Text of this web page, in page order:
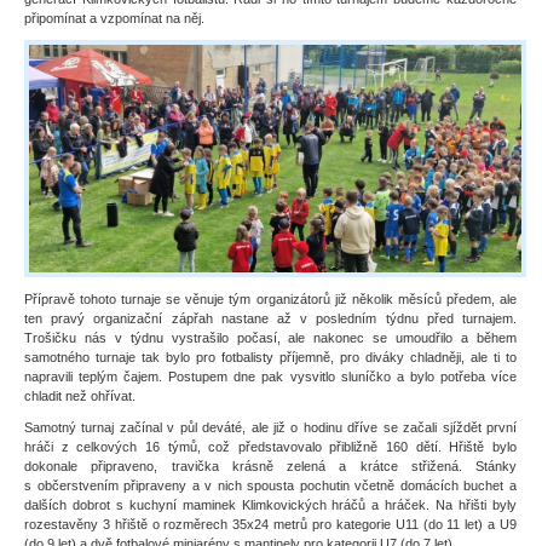
připomínat a vzpomínat na něj.
Přípravě tohoto turnaje se věnuje tým organizátorů již několik měsíců předem, ale
ten pravý organizační zápřah nastane až v posledním týdnu před turnajem.
Trošičku nás v týdnu vystrašilo počasí, ale nakonec se umoudřilo a během
samotného turnaje tak bylo pro fotbalisty příjemně, pro diváky chladněji, ale ti to
napravili teplým čajem. Postupem dne pak vysvitlo sluníčko a bylo potřeba více
chladit než ohřívat.
Samotný turnaj začínal v půl deváté, ale již o hodinu dříve se začali sjíždět první
hráči z celkových 16 týmů, což představovalo přibližně 160 dětí. Hřiště bylo
dokonale připraveno, travička krásně zelená a krátce střižená. Stánky
s občerstvením připraveny a v nich spousta pochutin včetně domácích buchet a
dalších dobrot s kuchyní maminek Klimkovických hráčů a hráček. Na hřišti byly
rozestavěny 3 hřiště o rozměrech 35x24 metrů pro kategorie U11 (do 11 let) a U9